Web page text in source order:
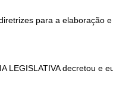
para a elaboração
LEGISLATIVA decretou e